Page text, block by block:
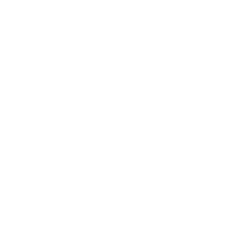
обустроены
пути и
и озеленен,
архитектурных